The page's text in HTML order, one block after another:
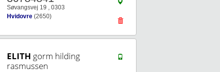
Søvangsvej 19 , 0303
Hvidovre (2650)
ELITH gorm hilding
rasmussen